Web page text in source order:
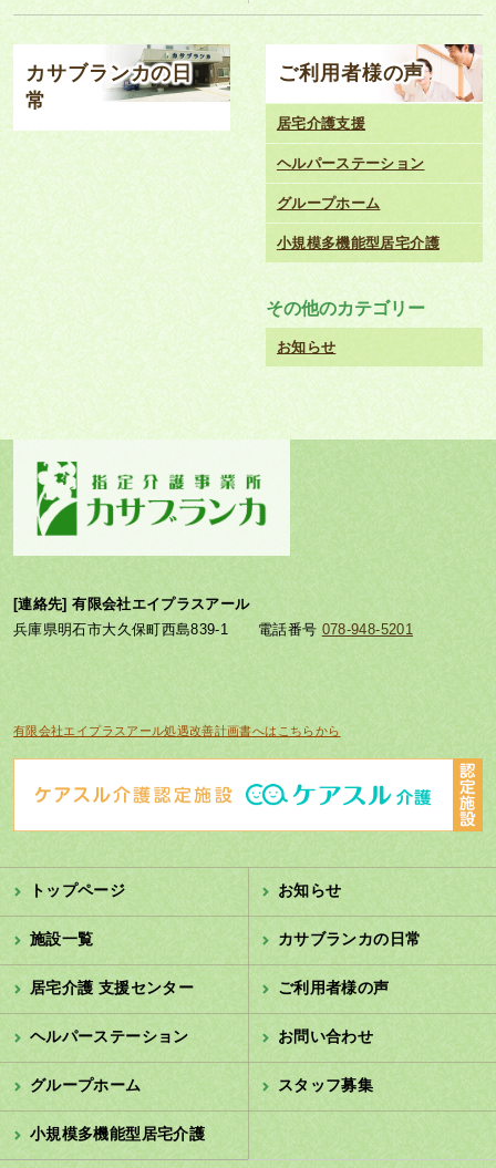
カサブランカの日
常
ご利用者様の声
居宅介護支援
ヘルパーステーション
グループホーム
小規模多機能型居宅介護
その他のカテゴリー
お知らせ
[連絡先] 有限会社エイプラスアール
兵庫県明石市大久保町西島839-1 電話番号 078-948-5201
有限会社エイプラスアール処遇改善計画書へはこちらから
トップページ
施設一覧
居宅介護 支援センター
ヘルパーステーション
グループホーム
小規模多機能型居宅介護
お知らせ
カサブランカの日常
ご利用者様の声
お問い合わせ
スタッフ募集